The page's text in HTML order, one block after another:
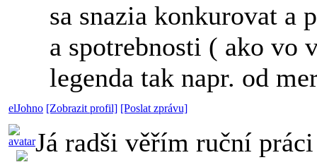
sa snazia konkurovat a
a spotrebnosti ( ako vo
legenda tak napr. od
elJohno [Zobrazit profil] [Poslat zprávu]
Já radši věřím ruční